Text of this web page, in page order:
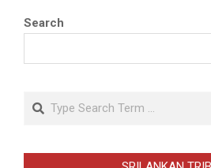
Search
Search